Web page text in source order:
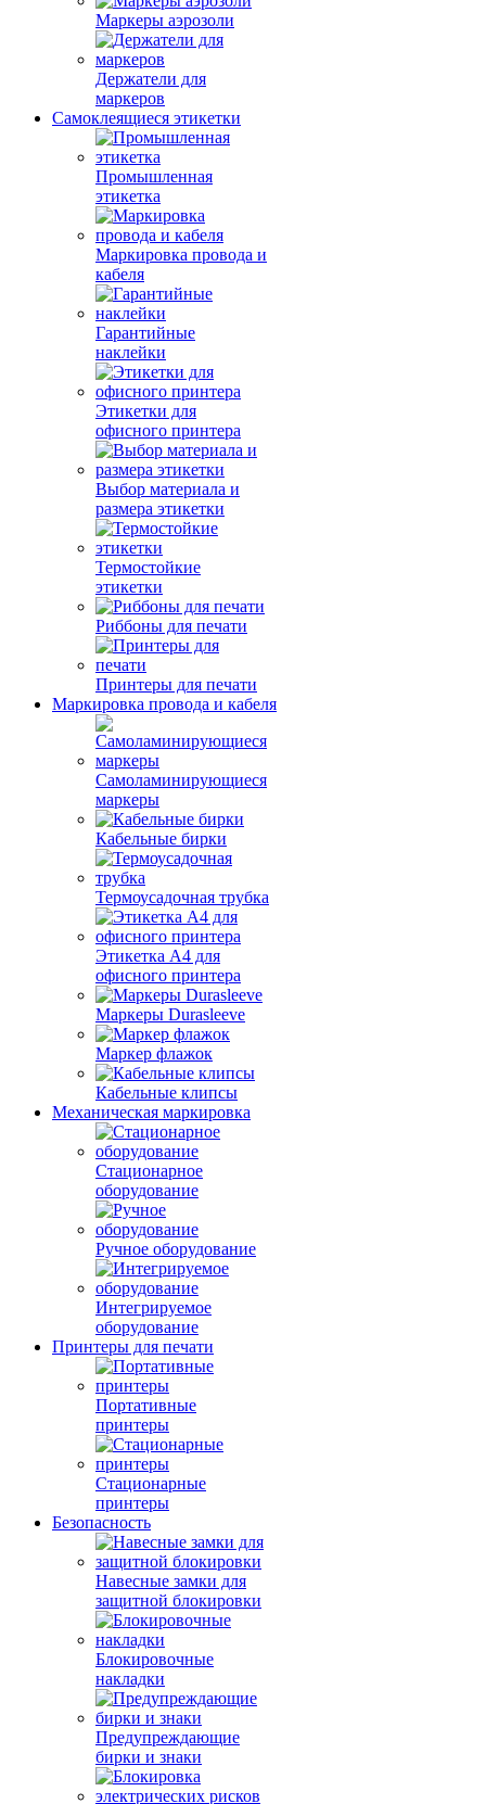
Маркеры аэрозоли
Держатели для
маркеров
Самоклеящиеся этикетки
Промышленная
этикетка
Маркировка провода и
кабеля
Гарантийные
наклейки
Этикетки для
офисного принтера
Выбор материала и
размера этикетки
Термостойкие
этикетки
Риббоны для печати
Принтеры для печати
Маркировка провода и кабеля
Самоламинирующиеся
маркеры
Кабельные бирки
Термоусадочная трубка
Этикетка А4 для
офисного принтера
Маркеры Durasleeve
Маркер флажок
Кабельные клипсы
Механическая маркировка
Стационарное
оборудование
Ручное оборудование
Интегрируемое
оборудование
Принтеры для печати
Портативные
принтеры
Стационарные
принтеры
Безопасность
Навесные замки для
защитной блокировки
Блокировочные
накладки
Предупреждающие
бирки и знаки